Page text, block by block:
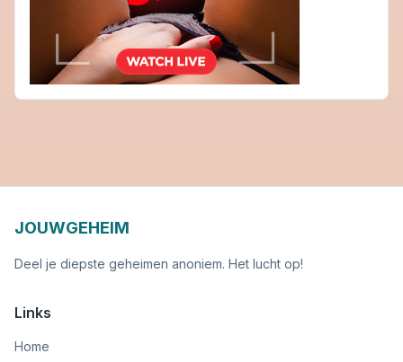
JOUWGEHEIM
Deel je diepste geheimen anoniem. Het lucht op!
Links
Home